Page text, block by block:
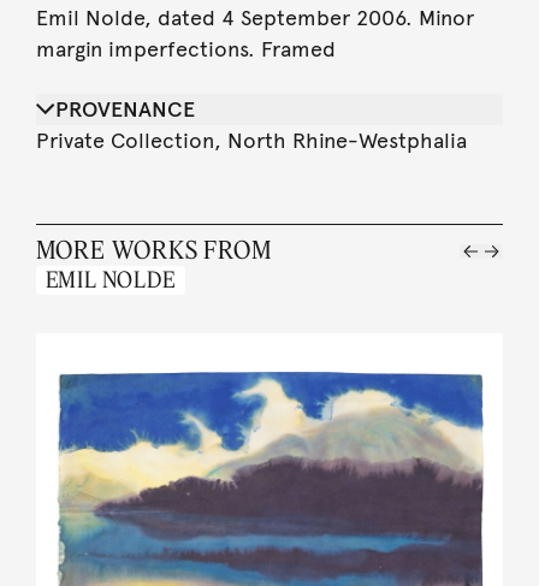
Emil Nolde, dated 4 September 2006. Minor
margin imperfections. Framed
PROVENANCE
Private Collection, North Rhine-Westphalia
MORE WORKS FROM
EMIL NOLDE